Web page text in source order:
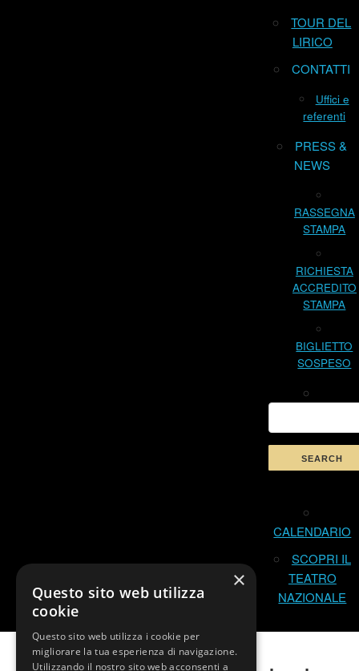
TOUR DEL
LIRICO
CONTATTI
Uffici e
referenti
PRESS &
NEWS
RASSEGNA
STAMPA
RICHIESTA
ACCREDITO
STAMPA
BIGLIETTO
SOSPESO
CALENDARIO
SCOPRI IL
TEATRO
NAZIONALE
×
Questo sito web utilizza
cookie
Questo sito web utilizza i cookie per
migliorare la tua esperienza di navigazione.
Utilizzando il nostro sito web acconsenti a